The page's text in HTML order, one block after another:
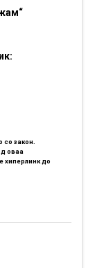
со закон.
оваа
хиперлинк до